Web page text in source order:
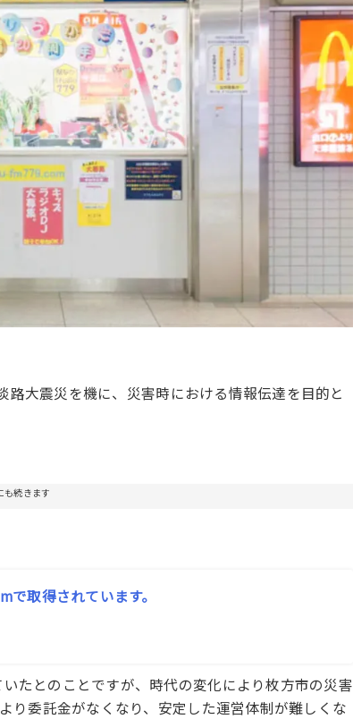
大震災を機に、災害時における情報伝達を目的と
も続きます
取得されています。
たとのことですが、時代の変化により枚方市の災害
り委託金がなくなり、安定した運営体制が難しくな